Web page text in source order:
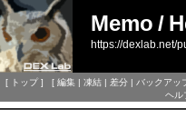
Memo /
https://dexlab.net/
[ トップ] [ 編集 | 凍結 | 差分 | バックアッ
ヘル